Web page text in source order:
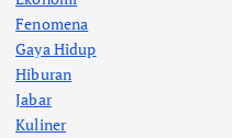
Fenomena
Gaya Hidup
Hiburan
Jabar
Kuliner